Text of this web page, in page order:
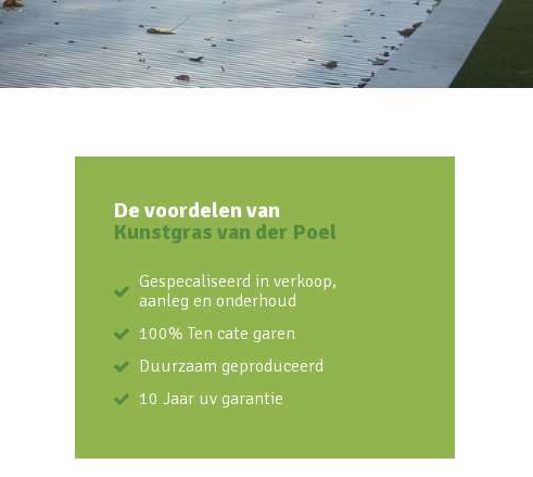
De voordelen van
Kunstgras van der Poel
Gespecaliseerd in verkoop,
aanleg en onderhoud
100% Ten cate garen
Duurzaam geproduceerd
10 Jaar uv garantie